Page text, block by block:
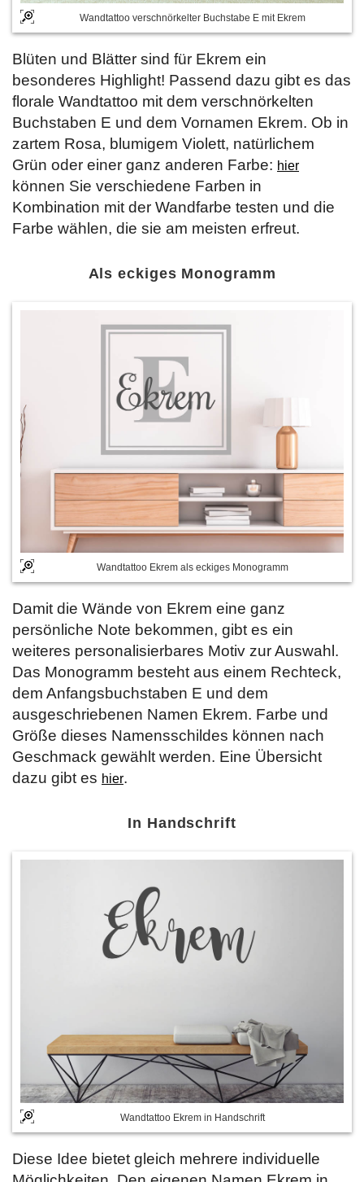
Wandtattoo verschnörkelter Buchstabe E mit Ekrem
Blüten und Blätter sind für Ekrem ein
besonderes Highlight! Passend dazu gibt es das
florale Wandtattoo mit dem verschnörkelten
Buchstaben E und dem Vornamen Ekrem. Ob in
zartem Rosa, blumigem Violett, natürlichem
Grün oder einer ganz anderen Farbe: hier
können Sie verschiedene Farben in
Kombination mit der Wandfarbe testen und die
Farbe wählen, die sie am meisten erfreut.
Als eckiges Monogramm
Wandtattoo Ekrem als eckiges Monogramm
Damit die Wände von Ekrem eine ganz
persönliche Note bekommen, gibt es ein
weiteres personalisierbares Motiv zur Auswahl.
Das Monogramm besteht aus einem Rechteck,
dem Anfangsbuchstaben E und dem
ausgeschriebenen Namen Ekrem. Farbe und
Größe dieses Namensschildes können nach
Geschmack gewählt werden. Eine Übersicht
dazu gibt es hier.
In Handschrift
Wandtattoo Ekrem in Handschrift
Diese Idee bietet gleich mehrere individuelle